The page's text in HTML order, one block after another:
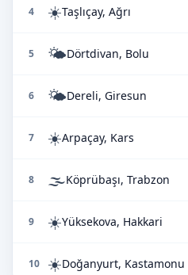
4 ☀️Taşlıçay, Ağrı
5 🌤️Dörtdivan, Bolu
6 🌤️Dereli, Giresun
7 ☀️Arpaçay, Kars
8 🌫️Köprübaşı, Trabzon
9 ☀️Yüksekova, Hakkari
10 ☀️Doğanyurt, Kastamonu